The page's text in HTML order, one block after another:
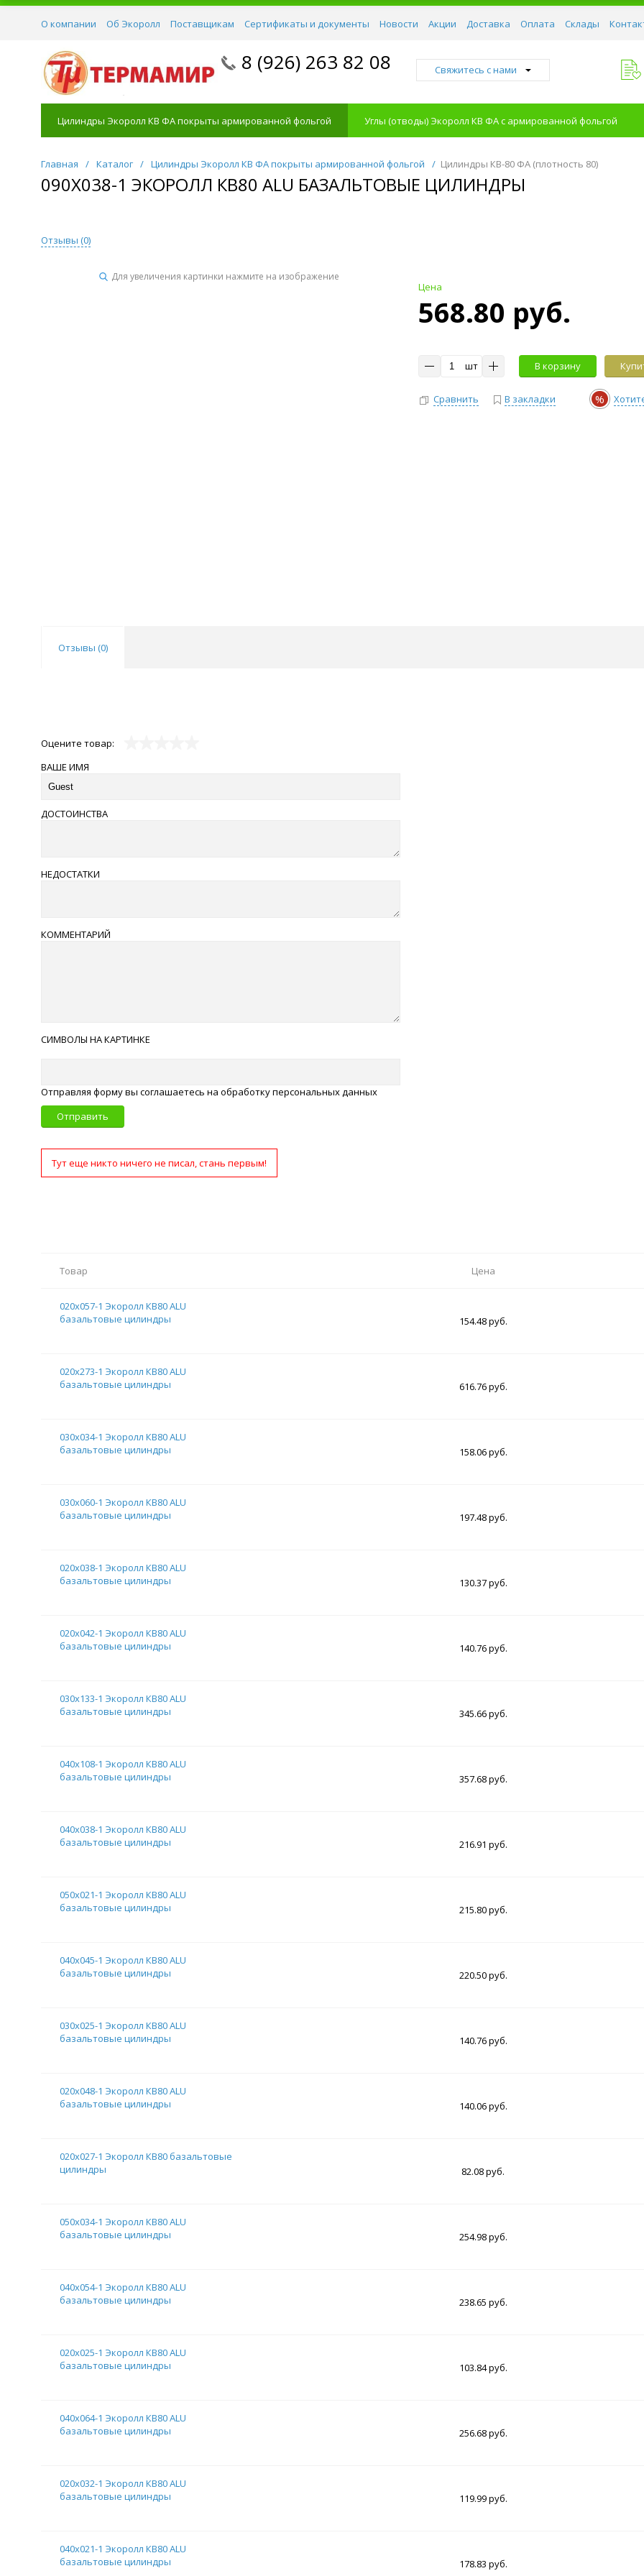
О компании Об Экоролл Поставщикам Сертификаты и документы Новости Акции Доставка Оплата Склады
8 (926) 263 82 08 Свяжитесь с нами
Цилиндры Экоролл КВ ФА покрыты армированной фольгой Углы (отводы) Экоролл КВ ФА с армированной фольгой
Главная / Каталог / Цилиндры Экоролл КВ ФА покрыты армированной фольгой / Цилиндры КВ-80 ФА (плотность 80)
090Х038-1 ЭКОРОЛЛ КВ80 ALU БАЗАЛЬТОВЫЕ ЦИЛИНДРЫ
Отзывы (0)
Для увеличения картинки нажмите на изображение
Цена
568.80 руб.
шт В корзину
Сравнить В закладки %
Отзывы (0)
Оцените товар:
ВАШЕ ИМЯ
ДОСТОИНСТВА
НЕДОСТАТКИ
КОММЕНТАРИЙ
СИМВОЛЫ НА КАРТИНКЕ
Отправляя форму вы соглашаетесь на обработку персональных данных
Отправить
Тут еще никто ничего не писал, стань первым!
Товар Цена
020х057-1 Экоролл КВ80 ALU
базальтовые цилиндры
154.48 руб.
020х273-1 Экоролл КВ80 ALU
базальтовые цилиндры
616.76 руб.
030х034-1 Экоролл КВ80 ALU
базальтовые цилиндры
158.06 руб.
030х060-1 Экоролл КВ80 ALU
базальтовые цилиндры
197.48 руб.
020х038-1 Экоролл КВ80 ALU
базальтовые цилиндры
130.37 руб.
020х042-1 Экоролл КВ80 ALU
базальтовые цилиндры
140.76 руб.
030х133-1 Экоролл КВ80 ALU
базальтовые цилиндры
345.66 руб.
040х108-1 Экоролл КВ80 ALU
базальтовые цилиндры
357.68 руб.
040х038-1 Экоролл КВ80 ALU
базальтовые цилиндры
216.91 руб.
050х021-1 Экоролл КВ80 ALU
базальтовые цилиндры
215.80 руб.
040х045-1 Экоролл КВ80 ALU
базальтовые цилиндры
220.50 руб.
030х025-1 Экоролл КВ80 ALU
базальтовые цилиндры
140.76 руб.
020х048-1 Экоролл КВ80 ALU
базальтовые цилиндры
140.06 руб.
020х027-1 Экоролл КВ80 базальтовые
цилиндры
82.08 руб.
050х034-1 Экоролл КВ80 ALU
базальтовые цилиндры
254.98 руб.
040х054-1 Экоролл КВ80 ALU
базальтовые цилиндры
238.65 руб.
020х025-1 Экоролл КВ80 ALU
базальтовые цилиндры
103.84 руб.
040х064-1 Экоролл КВ80 ALU
базальтовые цилиндры
256.68 руб.
020х032-1 Экоролл КВ80 ALU
базальтовые цилиндры
119.99 руб.
040х021-1 Экоролл КВ80 ALU
базальтовые цилиндры
178.83 руб.